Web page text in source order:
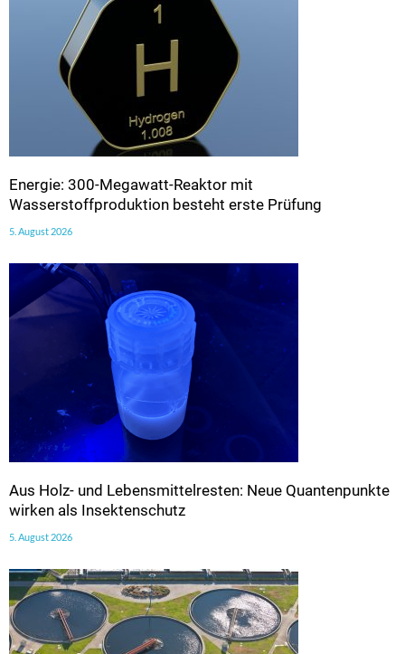
Energie: 300-Megawatt-Reaktor mit
Wasserstoffproduktion besteht erste Prüfung
5. August 2026
Aus Holz- und Lebensmittelresten: Neue Quantenpunkte
wirken als Insektenschutz
5. August 2026